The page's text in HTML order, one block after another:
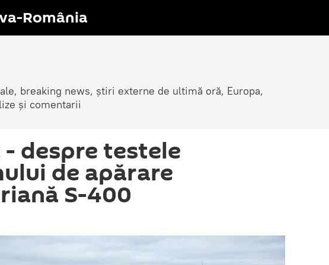
România
breaking news, știri externe de ultimă oră, Europa,
și comentarii
despre testele
de apărare
S-400